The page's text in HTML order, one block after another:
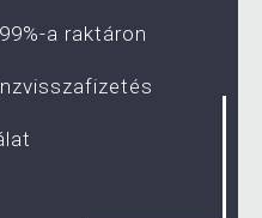
a raktáron